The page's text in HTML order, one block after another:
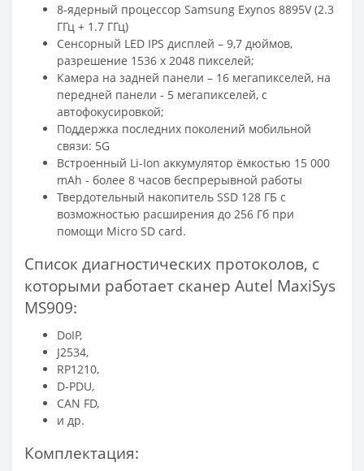
8-ядерный процессор Samsung Exynos 8895V (2.3
ГГц + 1.7 ГГц)
Сенсорный LED IPS дисплей – 9,7 дюймов,
разрешение 1536 х 2048 пикселей;
Камера на задней панели – 16 мегапикселей, на
передней панели - 5 мегапикселей, с
автофокусировкой;
Поддержка последних поколений мобильной
связи: 5G
Встроенный Li-Ion аккумулятор ёмкостью 15 000
mAh - более 8 часов беспрерывной работы
Твердотельный накопитель SSD 128 ГБ с
возможностью расширения до 256 Гб при
помощи Micro SD card.
Список диагностических протоколов, с
которыми работает сканер Autel MaxiSys
MS909:
DoIP,
J2534,
RP1210,
D-PDU,
CAN FD,
и др.
Комплектация: